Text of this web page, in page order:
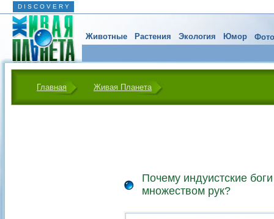
D I S C O V E R Y
Животные Растения Экология Юмор
Главная Живая Планета
Почему индуистские
множеством рук?